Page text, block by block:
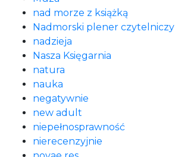
nad morze z książką
Nadmorski plener czytelniczy
nadzieja
Nasza Księgarnia
natura
nauka
negatywnie
new adult
niepełnosprawność
nierecenzyjnie